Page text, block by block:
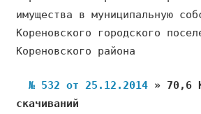
имущества в муниципальную
Кореновского городского
Кореновского района
№ 532 от 25.12.2014 » 70,6
скачиваний